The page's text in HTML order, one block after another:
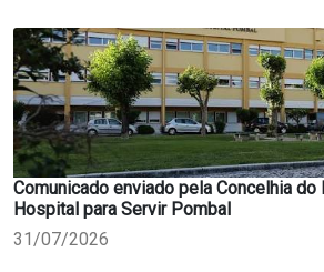
Comunicado enviado pela Concelhia do
Hospital para Servir Pombal
31/07/2026